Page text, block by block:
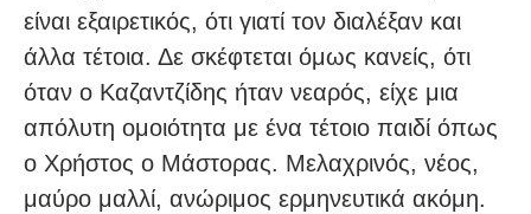
είναι εξαιρετικός, ότι γιατί τον διαλέξαν και
άλλα τέτοια. Δε σκέφτεται όμως κανείς, ότι
όταν ο Καζαντζίδης ήταν νεαρός, είχε μια
απόλυτη ομοιότητα με ένα τέτοιο παιδί όπως
ο Χρήστος ο Μάστορας. Μελαχρινός, νέος,
μαύρο μαλλί, ανώριμος ερμηνευτικά ακόμη.